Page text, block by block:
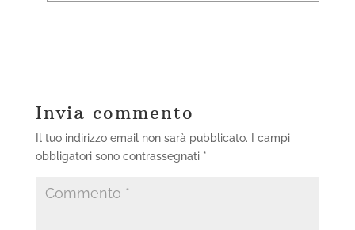
Invia commento
Il tuo indirizzo email non sarà pubblicato.
I campi
obbligatori sono contrassegnati *